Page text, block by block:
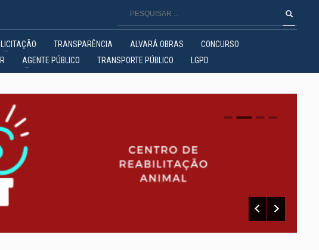
LICITAÇÃO TRANSPARÊNCIA ALVARÁ OBRAS
CONCURSO
AGENTE PÚBLICO TRANSPORTE PÚBLICO LGPD
0 1 2